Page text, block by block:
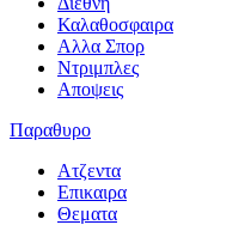
Καλαθοσφαιρα
Αλλα Σπορ
Ντριμπλες
Αποψεις
Παραθυρο
Ατζεντα
Επικαιρα
Θεματα